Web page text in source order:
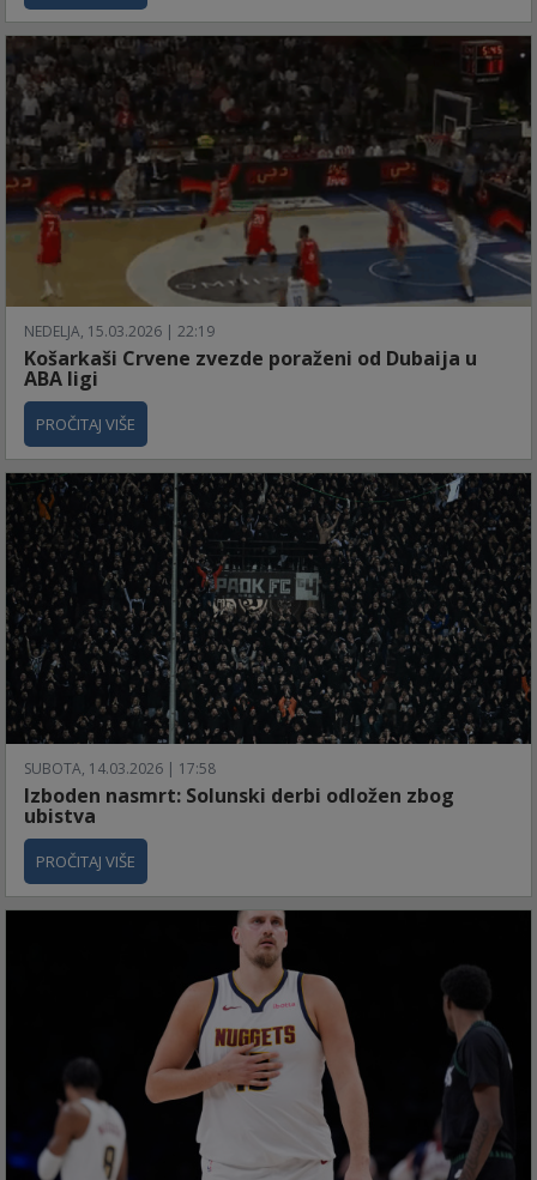
NEDELJA, 15.03.2026 | 22:19
Košarkaši Crvene zvezde poraženi od Dubaija u
ABA ligi
PROČITAJ VIŠE
SUBOTA, 14.03.2026 | 17:58
Izboden nasmrt: Solunski derbi odložen zbog
ubistva
PROČITAJ VIŠE